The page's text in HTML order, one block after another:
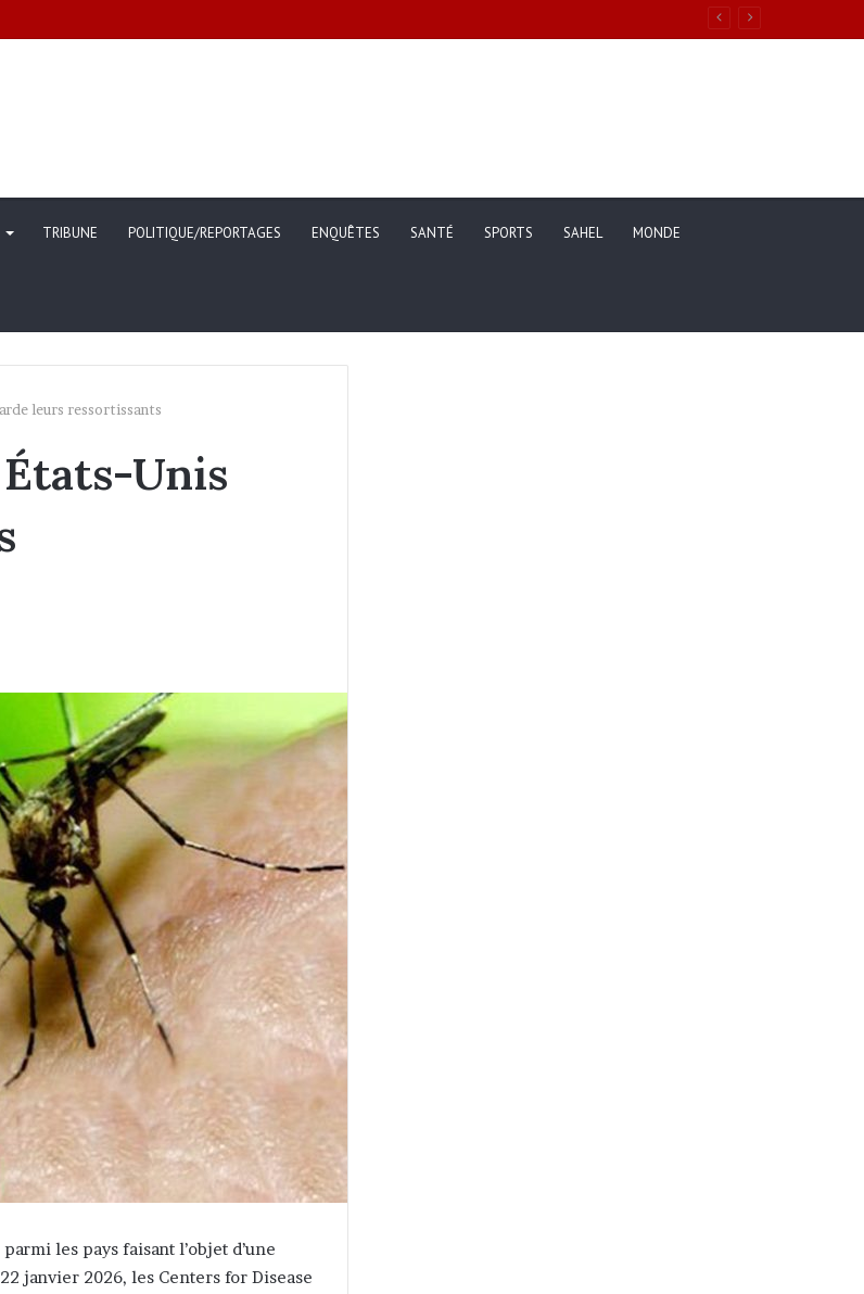
des indicateurs de pauvreté et des conditions de vie des ménages entre 2019 et 2025
TRIBUNE POLITIQUE/REPORTAGES ENQUÊTES SANTÉ SPORTS SAHEL MONDE
leurs ressortissants
Unis
les pays faisant l’objet d’une
janvier 2026, les Centers for Disease